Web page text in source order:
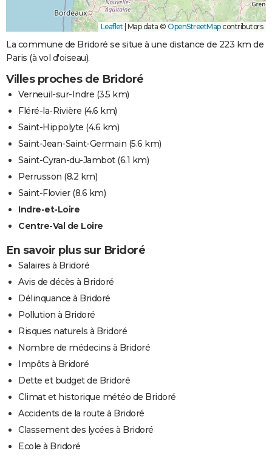
Leaflet Map data © OpenStreetMapcontributors
La commune de Bridoré se situe à une distance de 223 km de
Paris (à vol d'oiseau).
Villes proches de Bridoré
Verneuil-sur-Indre (3.5 km)
Fléré-la-Rivière (4.6 km)
Saint-Hippolyte (4.6 km)
Saint-Jean-Saint-Germain (5.6 km)
Saint-Cyran-du-Jambot(6.1 km)
Perrusson (8.2 km)
Saint-Flovier(8.6 km)
Indre-et-Loire
Centre-Val de Loire
En savoir plus sur Bridoré
Salaires à Bridoré
Avis de décès à Bridoré
Délinquance à Bridoré
Pollution à Bridoré
Risques naturels à Bridoré
Nombre de médecins à Bridoré
Impôts à Bridoré
Dette et budget de Bridoré
Climat et historique météo de Bridoré
Accidents de la route à Bridoré
Classement des lycées à Bridoré
Ecole à Bridoré